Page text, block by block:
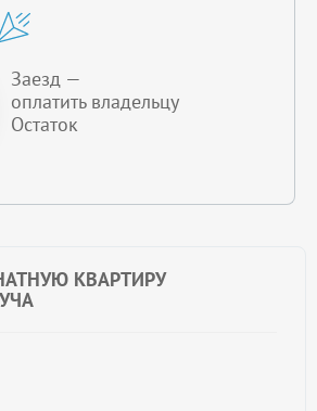
КВАРТИРУ
Заезд —
оплатить владельцу
Остаток